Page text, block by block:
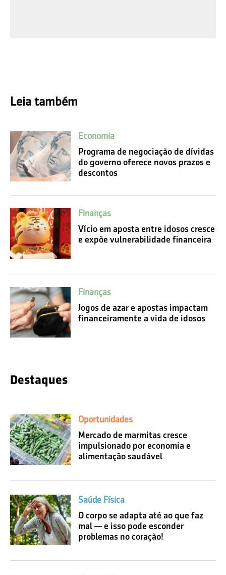
Leia também
Economia
Programa de negociação de dívidas
do governo oferece novos prazos e
descontos
Finanças
Vício em aposta entre idosos cresce
e expõe vulnerabilidade financeira
Finanças
Jogos de azar e apostas impactam
financeiramente a vida de idosos
Destaques
Oportunidades
Mercado de marmitas cresce
impulsionado por economia e
alimentação saudável
Saúde Física
O corpo se adapta até ao que faz
mal — e isso pode esconder
problemas no coração!